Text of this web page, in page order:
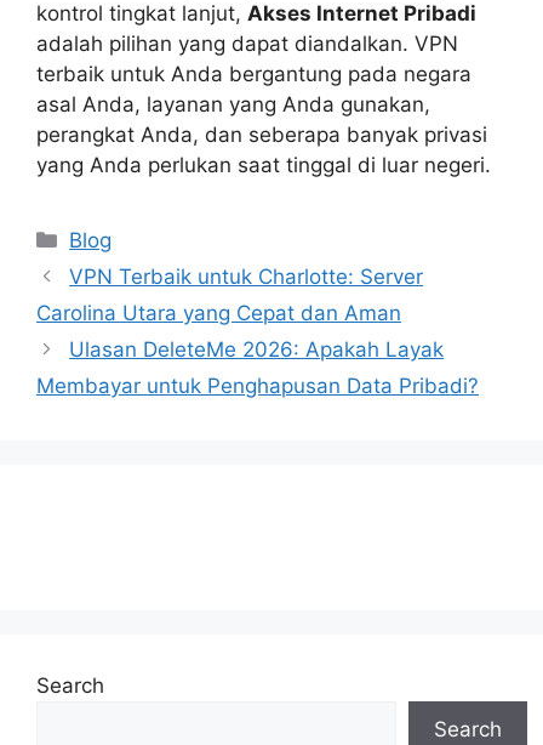
kontrol tingkat lanjut, Akses Internet Pribadi
adalah pilihan yang dapat diandalkan. VPN
terbaik untuk Anda bergantung pada negara
asal Anda, layanan yang Anda gunakan,
perangkat Anda, dan seberapa banyak privasi
yang Anda perlukan saat tinggal di luar negeri.
Categories
Blog
VPN Terbaik untuk Charlotte: Server
Carolina Utara yang Cepat dan Aman
Ulasan DeleteMe 2026: Apakah Layak
Membayar untuk Penghapusan Data Pribadi?
Search
Search